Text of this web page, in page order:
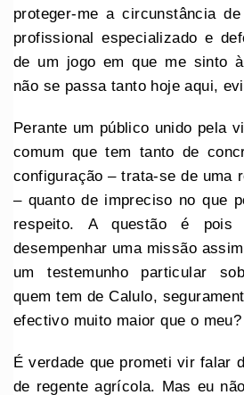
proteger-me a circunstância
profissional especializado e
de um jogo em que me sinto
não se passa tanto hoje aqui,
Perante um público unido pela
comum que tem tanto de
configuração – trata-se de uma
– quanto de impreciso no que
respeito. A questão é pois
desempenhar uma missão
um testemunho particular
quem tem de Calulo,
efectivo muito maior que o meu?
É verdade que prometi vir falar
de regente agrícola. Mas eu